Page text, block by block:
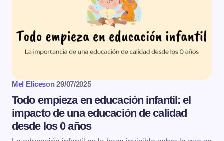
Mel Eliceson 29/07/2025
Todo empieza en educación infantil: el
impacto de una educación de calidad
desde los 0 años